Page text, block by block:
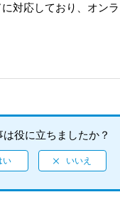
対応しており、オン
は役に立ちましたか？